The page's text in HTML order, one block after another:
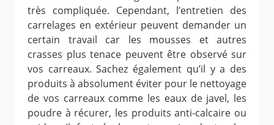
très compliquée. Cependant, l’entretien des
carrelages en extérieur peuvent demander un
certain travail car les mousses et autres
crasses plus tenace peuvent être observé sur
vos carreaux. Sachez également qu’il y a des
produits à absolument éviter pour le nettoyage
de vos carreaux comme les eaux de javel, les
poudre à récurer, les produits anti-calcaire ou